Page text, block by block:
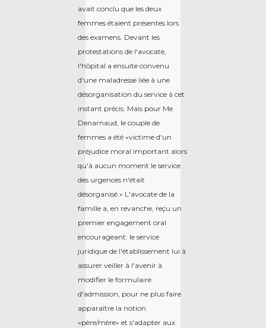
avait conclu que les deux
femmes étaient présentes lors
des examens. Devant les
protestations de l'avocate,
l'hôpital a ensuite convenu
d'une maladresse liée à une
désorganisation du service à cet
instant précis. Mais pour Me
Denarnaud, le couple de
femmes a été «victime d'un
préjudice moral important alors
qu'à aucun moment le service
des urgences n'était
désorganisé.» L'avocate de la
famille a, en revanche, reçu un
premier engagement oral
encourageant: le service
juridique de l'établissement lui à
assurer veiller à l'avenir à
modifier le formulaire
d'admission, pour ne plus faire
apparaître la notion
«père/mère» et s'adapter aux